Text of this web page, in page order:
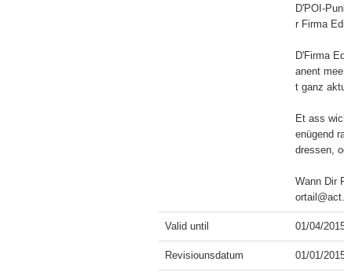
D'POI-
r Firma
D'Firma
anent
t ganz
Et ass
enügend
dressen,
Wann Dir
Valid until 01/04/
Revisiounsdatum 01/01/